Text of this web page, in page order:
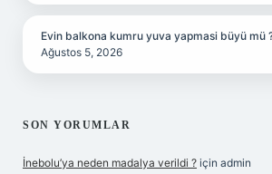
Evin balkona kumru yuva yapmasi büyü mü
Ağustos 5, 2026
SON YORUMLAR
İnebolu’ya neden madalya verildi ? için admin